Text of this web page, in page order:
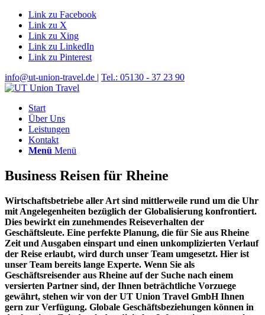
Link zu Facebook
Link zu X
Link zu Xing
Link zu LinkedIn
Link zu Pinterest
info@ut-union-travel.de | Tel.: 05130 - 37 23 90
Start
Über Uns
Leistungen
Kontakt
Menü Menü
Business Reisen für Rheine
Wirtschaftsbetriebe aller Art sind mittlerweile rund um die Uhr
mit Angelegenheiten bezüglich der Globalisierung konfrontiert.
Dies bewirkt ein zunehmendes Reiseverhalten der
Geschäftsleute. Eine perfekte Planung, die für Sie aus Rheine
Zeit und Ausgaben einspart und einen unkomplizierten Verlauf
der Reise erlaubt, wird durch unser Team umgesetzt. Hier ist
unser Team bereits lange Experte. Wenn Sie als
Geschäftsreisender aus Rheine auf der Suche nach einem
versierten Partner sind, der Ihnen beträchtliche Vorzuege
gewährt, stehen wir von der UT Union Travel GmbH Ihnen
gern zur Verfügung. Globale Geschäftsbeziehungen können in